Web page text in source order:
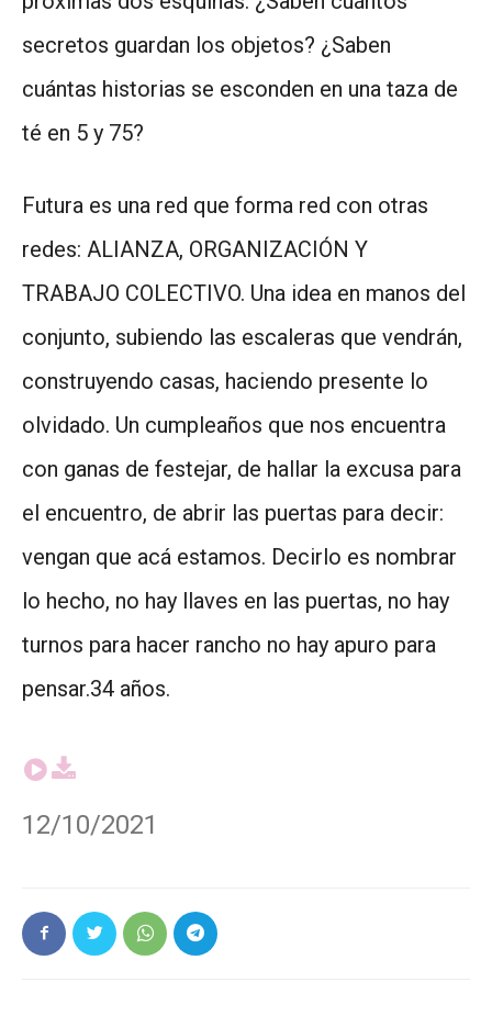
secretos guardan los objetos? ¿Saben
cuántas historias se esconden en una taza de
té en 5 y 75?
Futura es una red que forma red con otras
redes: ALIANZA, ORGANIZACIÓN Y
TRABAJO COLECTIVO. Una idea en manos del
conjunto, subiendo las escaleras que vendrán,
construyendo casas, haciendo presente lo
olvidado. Un cumpleaños que nos encuentra
con ganas de festejar, de hallar la excusa para
el encuentro, de abrir las puertas para decir:
vengan que acá estamos. Decirlo es nombrar
lo hecho, no hay llaves en las puertas, no hay
turnos para hacer rancho no hay apuro para
pensar.34 años.
12/10/2021